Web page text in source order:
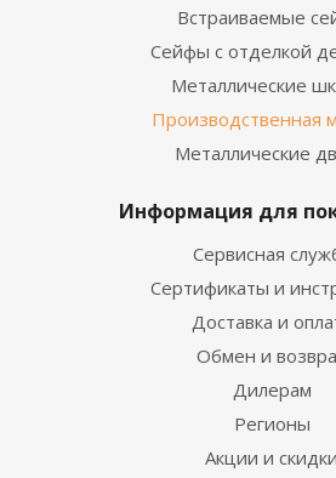
Встраиваемые
Сейфы с отделкой
Металлические
Производственная
Металлические
Информация для
Сервисная
Сертификаты и
Доставка и
Обмен и
Дилерам
Регионы
Акции и скидки